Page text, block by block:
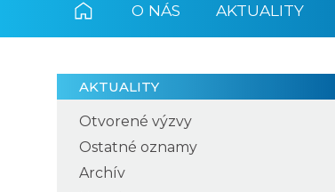
O NÁS AKTUALITY
AKTUALITY
Otvorené výzvy
Ostatné oznamy
Archív